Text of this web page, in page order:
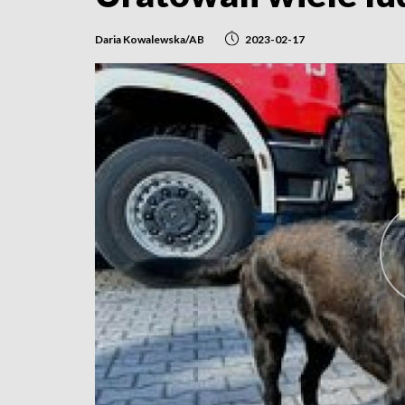
Daria Kowalewska/AB 2023-02-17